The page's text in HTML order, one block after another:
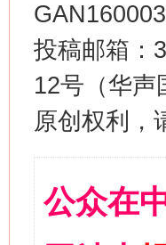
投稿邮箱：
12号（华声
原创权利，
公众在